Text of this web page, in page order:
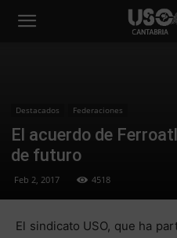
Destacados Federaciones
El acuerdo de
de futuro
Feb 2, 2017 4518
El sindicato USO, que ha